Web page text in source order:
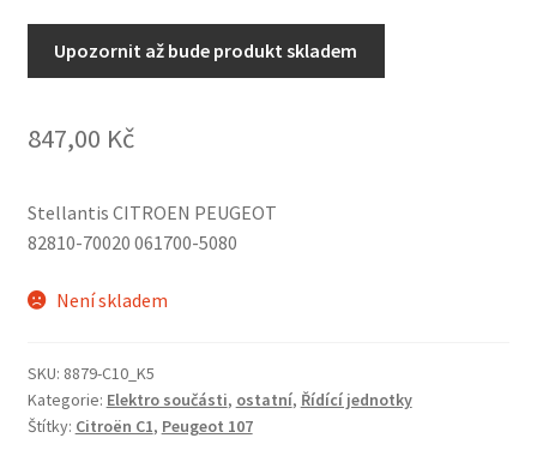
Upozornit až bude produkt skladem
847,00 Kč
Stellantis CITROEN PEUGEOT
82810-70020 061700-5080
Není skladem
SKU: 8879-C10_K5
Kategorie: Elektro součásti, ostatní, Řídící jednotky
Štítky: Citroën C1, Peugeot 107